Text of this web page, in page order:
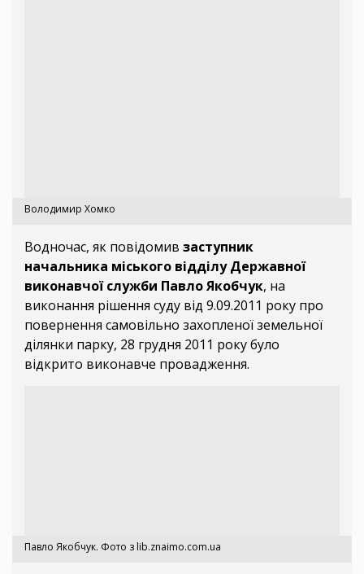
Володимир Хомко
Водночас, як повідомив заступник
начальника міського відділу Державної
виконавчої служби Павло Якобчук, на
виконання рішення суду від 9.09.2011 року про
повернення самовільно захопленої земельної
ділянки парку, 28 грудня 2011 року було
відкрито виконавче провадження.
Павло Якобчук. Фото з lib.znaimo.com.ua